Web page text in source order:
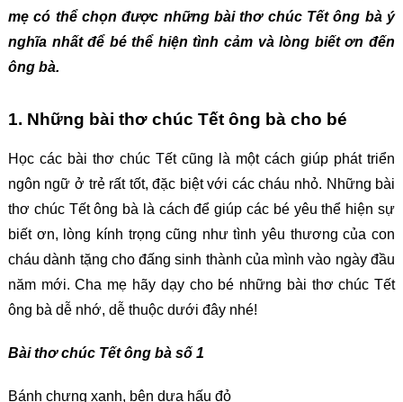
mẹ có thể chọn được những bài thơ chúc Tết ông bà ý
nghĩa nhất để bé thể hiện tình cảm và lòng biết ơn đến
ông bà.
1. Những bài thơ chúc Tết ông bà cho bé
Học các bài thơ chúc Tết cũng là một cách giúp phát triển
ngôn ngữ ở trẻ rất tốt, đặc biệt với các cháu nhỏ. Những bài
thơ chúc Tết ông bà là cách để giúp các bé yêu thể hiện sự
biết ơn, lòng kính trọng cũng như tình yêu thương của con
cháu dành tặng cho đấng sinh thành của mình vào ngày đầu
năm mới. Cha mẹ hãy dạy cho bé những bài thơ chúc Tết
ông bà dễ nhớ, dễ thuộc dưới đây nhé!
Bài thơ chúc Tết ông bà số 1
Bánh chưng xanh, bên dưa hấu đỏ